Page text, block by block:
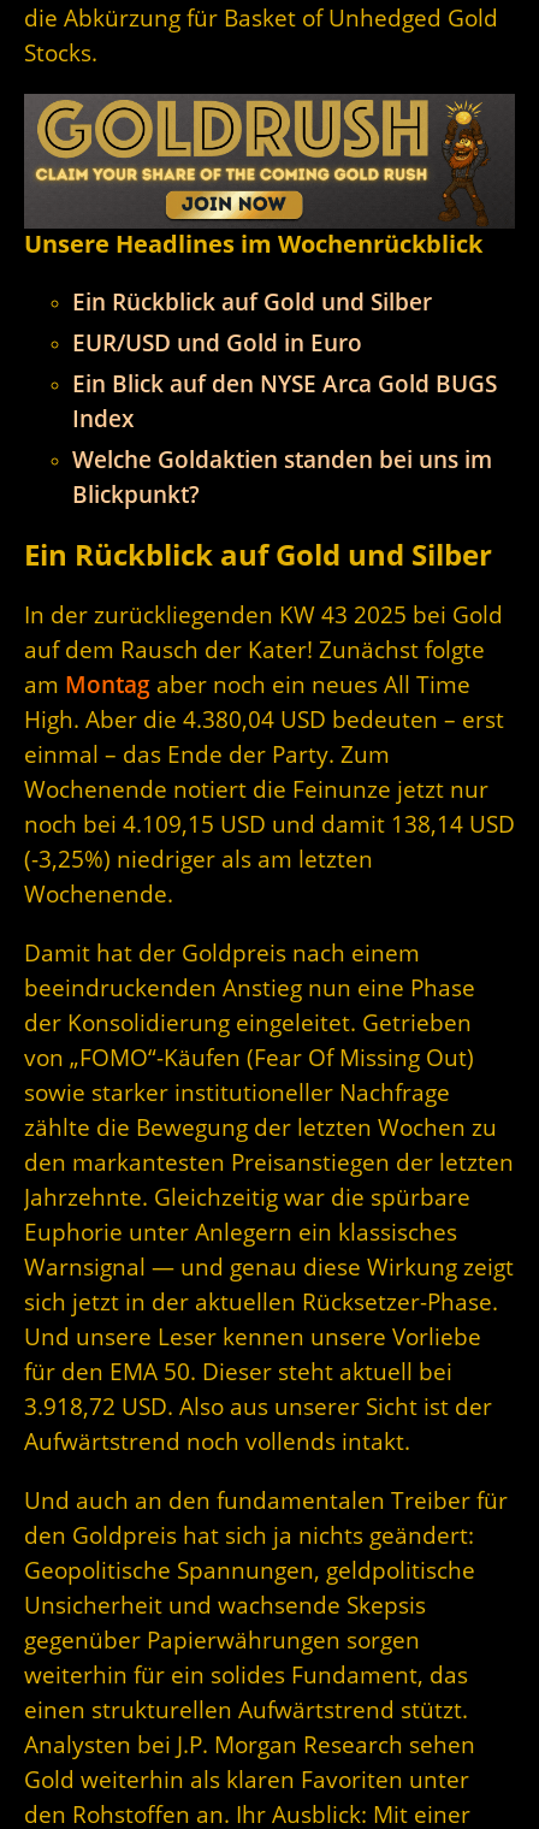
die Abkürzung für Basket of Unhedged Gold
Stocks.
Unsere Headlines im Wochenrückblick
Ein Rückblick auf Gold und Silber
EUR/USD und Gold in Euro
Ein Blick auf den NYSE Arca Gold BUGS
Index
Welche Goldaktien standen bei uns im
Blickpunkt?
Ein Rückblick auf Gold und Silber
In der zurückliegenden KW 43 2025 bei Gold
auf dem Rausch der Kater! Zunächst folgte
am Montag aber noch ein neues All Time
High. Aber die 4.380,04 USD bedeuten – erst
einmal – das Ende der Party. Zum
Wochenende notiert die Feinunze jetzt nur
noch bei 4.109,15 USD und damit 138,14 USD
(-3,25%) niedriger als am letzten
Wochenende.
Damit hat der Goldpreis nach einem
beeindruckenden Anstieg nun eine Phase
der Konsolidierung eingeleitet. Getrieben
von „FOMO“-Käufen (Fear Of Missing Out)
sowie starker institutioneller Nachfrage
zählte die Bewegung der letzten Wochen zu
den markantesten Preisanstiegen der letzten
Jahrzehnte. Gleichzeitig war die spürbare
Euphorie unter Anlegern ein klassisches
Warnsignal — und genau diese Wirkung zeigt
sich jetzt in der aktuellen Rücksetzer-Phase.
Und unsere Leser kennen unsere Vorliebe
für den EMA 50. Dieser steht aktuell bei
3.918,72 USD. Also aus unserer Sicht ist der
Aufwärtstrend noch vollends intakt.
Und auch an den fundamentalen Treiber für
den Goldpreis hat sich ja nichts geändert:
Geopolitische Spannungen, geldpolitische
Unsicherheit und wachsende Skepsis
gegenüber Papierwährungen sorgen
weiterhin für ein solides Fundament, das
einen strukturellen Aufwärtstrend stützt.
Analysten bei J.P. Morgan Research sehen
Gold weiterhin als klaren Favoriten unter
den Rohstoffen an. Ihr Ausblick: Mit einer